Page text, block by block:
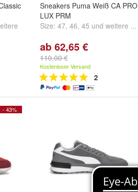
Sneakers Puma Weiß CA PRO
LUX PRM
Size: 47, 46, 45 und weitere ...
ab 62,65 €
110,00 €
Kostenloser Versand
2
- 43%